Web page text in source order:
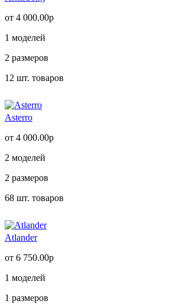
от 4 000.00р
1 моделей
2 размеров
12 шт. товаров
Asterro
от 4 000.00р
2 моделей
2 размеров
68 шт. товаров
Atlander
от 6 750.00р
1 моделей
1 размеров